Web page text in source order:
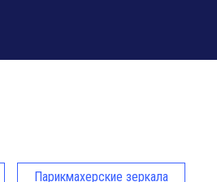
Парикмахерские зеркала